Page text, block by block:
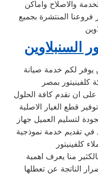
والاصلاح واماكن
فروعنا المنتشرة بجميع
السنبلاوين
يوفر لكم خدمة صيانة
كلفينيتور بمصر
على ان نقدم كافة الحلول
قطع الغيار الاصلية
لتسليم العميل جهاز
تقديم خدمة نموذجية
كلفينيتور
منا يعرف اهمية
الناتجة عن تعطلها